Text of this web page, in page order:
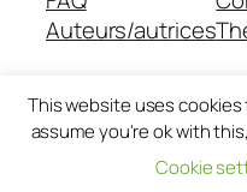
Auteurs/autrices
Twenty Twenty-Five
This website uses
assume you're ok with
Cookie